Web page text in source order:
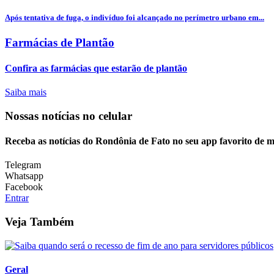
Após tentativa de fuga, o indivíduo foi alcançado no perímetro urbano em...
Farmácias de Plantão
Confira as farmácias que estarão de plantão
Saiba mais
Nossas notícias no celular
Receba as notícias do Rondônia de Fato no seu app favorito de
Telegram
Whatsapp
Facebook
Entrar
Veja Também
Geral